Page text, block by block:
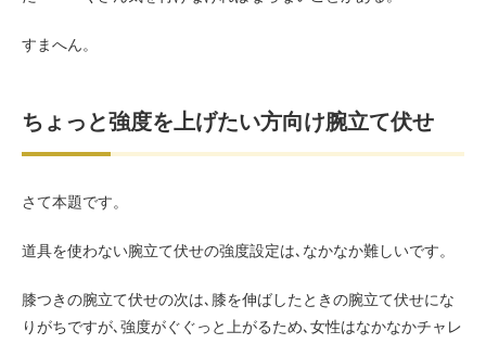
すまへん。
ちょっと強度を上げたい方向け腕立て伏せ
さて本題です。
道具を使わない腕立て伏せの強度設定は､なかなか難しいです。
膝つきの腕立て伏せの次は､膝を伸ばしたときの腕立て伏せにな
りがちですが､強度がぐぐっと上がるため､女性はなかなかチャレ